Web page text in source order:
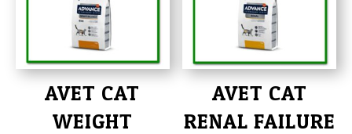
hasta
19,99€
AVET CAT
WEIGHT
AVET CAT
RENAL FAILURE